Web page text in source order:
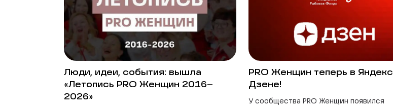
Люди, идеи, события: вышла
«Летопись PRO Женщин 2016–
2026»
PRO Женщин теперь в Яндекс
Дзене!
У сообщества PRO Женщин появился